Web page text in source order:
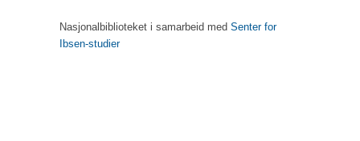
Nasjonalbiblioteket i samarbeid med Senter for
Ibsen-studier